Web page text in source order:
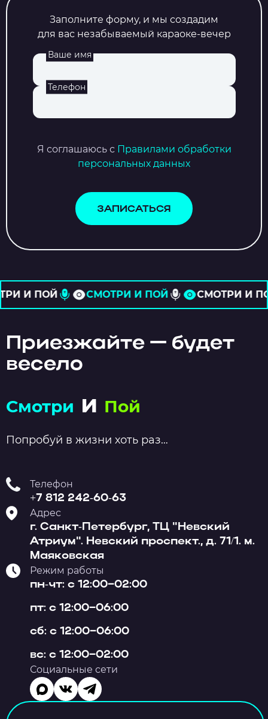
Заполните форму, и мы создадим
для вас незабываемый караоке-вечер
Ваше имя
Телефон
Я соглашаюсь с Правилами обработки
персональных данных
ЗАПИСАТЬСЯ
И ПОЙ СМОТРИ И ПОЙ СМОТРИ
Приезжайте — будет
весело
Смотри и Пой
Попробуй в жизни хоть раз…
Телефон
+7 812 242-60-63
Адрес
г. Санкт-Петербург, ТЦ "Невский
Атриум". Невский проспект., д. 71/1. м.
Маяковская
Режим работы
пн-чт: с 12:00–02:00
пт: с 12:00–06:00
сб: с 12:00–06:00
вс: с 12:00–02:00
Социальные сети